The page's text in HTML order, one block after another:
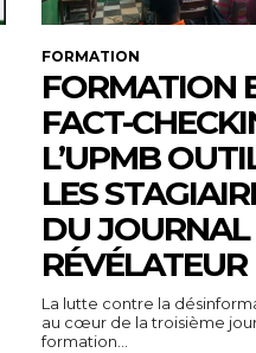
FORMATION
FORMATION
FACT-
L’UPMB
LES
DU JOURNAL
RÉVÉLATEUR
La lutte contre la
au cœur de la troisième
formation...